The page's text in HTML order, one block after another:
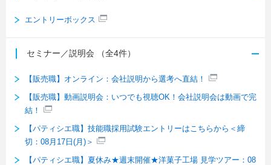
エントリーボックス
セミナー／説明会 （全4件）
【販売職】オンライン：会社説明から選考へ直結！
【販売職】動画説明会：いつでも視聴OK！会社説明会は動画で完
結！
【パティシエ職】技能職採用試験エントリーはこちらから＜締
切：08月17日(月)＞
【パティシエ職】夏休み★週末開催★洋菓子工場 見学ツアー：08